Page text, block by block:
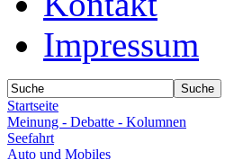
Impressum
Startseite
Meinung - Debatte - Kolumnen
Seefahrt
Auto und Mobiles